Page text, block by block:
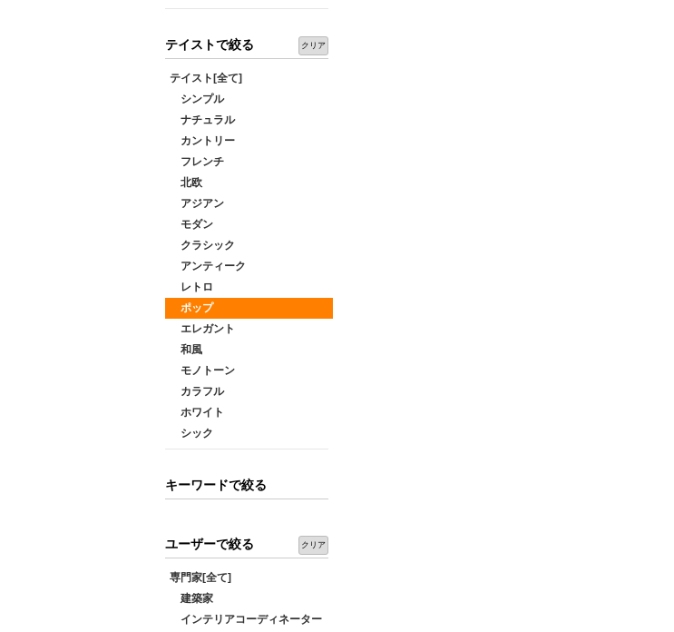
テイストで絞る クリア
テイスト[全て]
シンプル
ナチュラル
カントリー
フレンチ
北欧
アジアン
モダン
クラシック
アンティーク
レトロ
ポップ
エレガント
和風
モノトーン
カラフル
ホワイト
シック
キーワードで絞る
ユーザーで絞る クリア
専門家[全て]
建築家
インテリアコーディネーター